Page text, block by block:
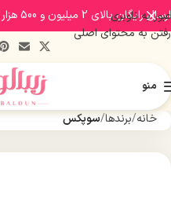
عبور به ناوبری
رفتن به محتوای اصلی
منو
خانه برندها سوپکس
ارسال رایگان بالای 2 میلیون و 500 هزار تومان (تا 5 کیلوگرم)